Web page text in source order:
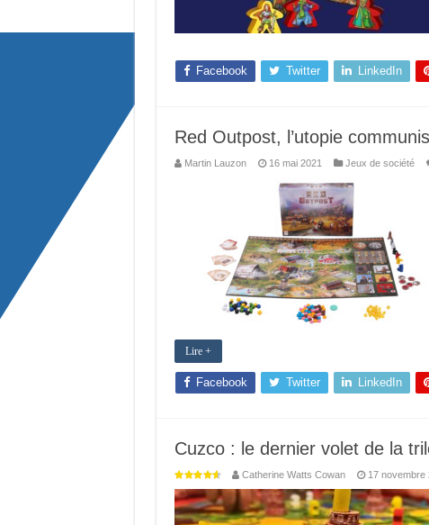
Facebook Twitter LinkedIn
Red Outpost, l’utopie
Martin Lauzon 16 mai 2021 Jeux de société
Lire +
Facebook Twitter LinkedIn
Cuzco : le dernier volet de la
Catherine Watts Cowan 17 novembre